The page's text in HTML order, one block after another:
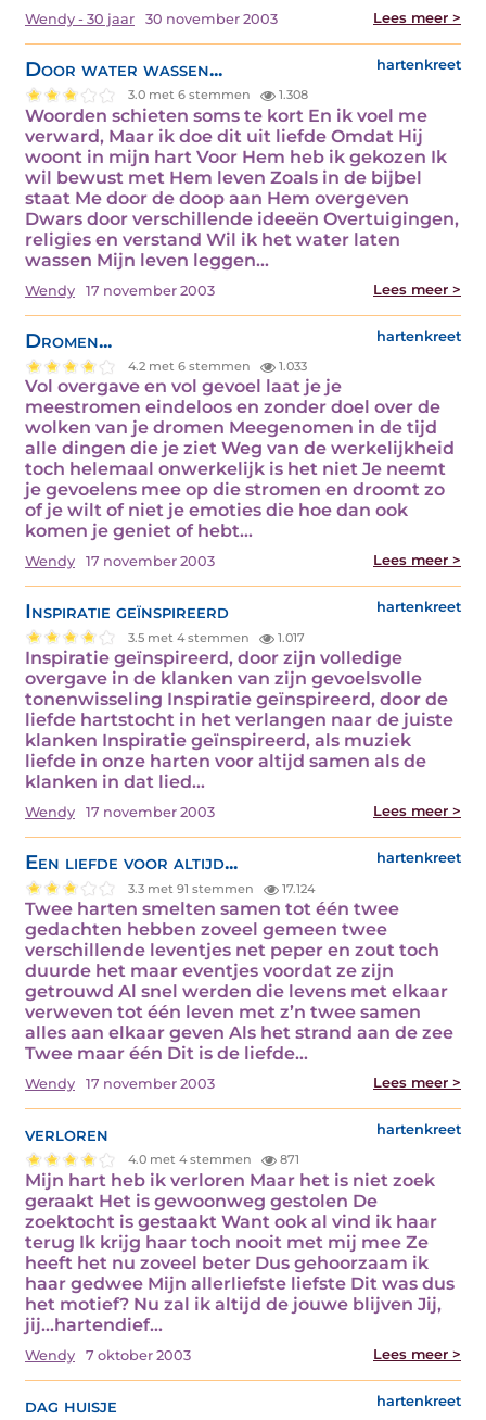
Wendy - 30 jaar 30 november 2003 Lees meer >
Door water wassen... hartenkreet
3.0 met 6 stemmen 1.308
Woorden schieten soms te kort En ik voel me
verward, Maar ik doe dit uit liefde Omdat Hij
woont in mijn hart Voor Hem heb ik gekozen Ik
wil bewust met Hem leven Zoals in de bijbel
staat Me door de doop aan Hem overgeven
Dwars door verschillende ideeën Overtuigingen,
religies en verstand Wil ik het water laten
wassen Mijn leven leggen…
Wendy 17 november 2003 Lees meer >
Dromen... hartenkreet
4.2 met 6 stemmen 1.033
Vol overgave en vol gevoel laat je je
meestromen eindeloos en zonder doel over de
wolken van je dromen Meegenomen in de tijd
alle dingen die je ziet Weg van de werkelijkheid
toch helemaal onwerkelijk is het niet Je neemt
je gevoelens mee op die stromen en droomt zo
of je wilt of niet je emoties die hoe dan ook
komen je geniet of hebt…
Wendy 17 november 2003 Lees meer >
Inspiratie geïnspireerd hartenkreet
3.5 met 4 stemmen 1.017
Inspiratie geïnspireerd, door zijn volledige
overgave in de klanken van zijn gevoelsvolle
tonenwisseling Inspiratie geïnspireerd, door de
liefde hartstocht in het verlangen naar de juiste
klanken Inspiratie geïnspireerd, als muziek
liefde in onze harten voor altijd samen als de
klanken in dat lied…
Wendy 17 november 2003 Lees meer >
Een liefde voor altijd... hartenkreet
3.3 met 91 stemmen 17.124
Twee harten smelten samen tot één twee
gedachten hebben zoveel gemeen twee
verschillende leventjes net peper en zout toch
duurde het maar eventjes voordat ze zijn
getrouwd Al snel werden die levens met elkaar
verweven tot één leven met z’n twee samen
alles aan elkaar geven Als het strand aan de zee
Twee maar één Dit is de liefde…
Wendy 17 november 2003 Lees meer >
verloren hartenkreet
4.0 met 4 stemmen 871
Mijn hart heb ik verloren Maar het is niet zoek
geraakt Het is gewoonweg gestolen De
zoektocht is gestaakt Want ook al vind ik haar
terug Ik krijg haar toch nooit met mij mee Ze
heeft het nu zoveel beter Dus gehoorzaam ik
haar gedwee Mijn allerliefste liefste Dit was dus
het motief? Nu zal ik altijd de jouwe blijven Jij,
jij...hartendief…
Wendy 7 oktober 2003 Lees meer >
dag huisje hartenkreet